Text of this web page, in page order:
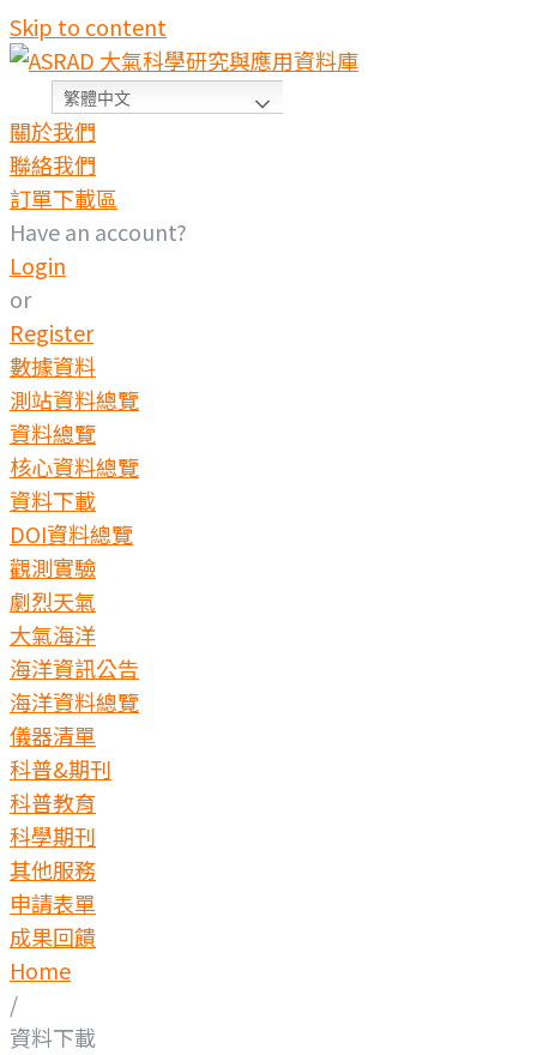
Skip to content
繁體中文
關於我們
聯絡我們
訂單下載區
Have an account?
Login
or
Register
數據資料
測站資料總覽
資料總覽
核心資料總覽
資料下載
DOI資料總覽
觀測實驗
劇烈天氣
大氣海洋
海洋資訊公告
海洋資料總覽
儀器清單
科普&期刊
科普教育
科學期刊
其他服務
申請表單
成果回饋
Home
/
資料下載